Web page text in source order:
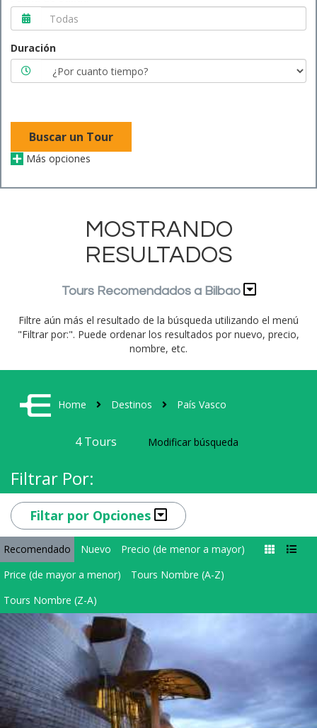
Duración
Buscar un Tour
Más opciones
MOSTRANDO
RESULTADOS
Tours Recomendados a Bilbao
Filtre aún más el resultado de la búsqueda utilizando el menú
"Filtrar por:". Puede ordenar los resultados por nuevo, precio,
nombre, etc.
Home Destinos País Vasco
4Tours Modificar búsqueda
Filtrar Por:
Filtar por Opciones
Recomendado Nuevo
Precio (de menor a mayor)
Price (de mayor a menor)
Tours Nombre (A-Z)
Tours Nombre (Z-A)